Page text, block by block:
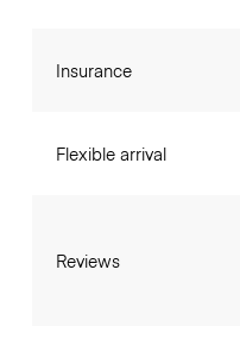
Insurance
Flexible arrival
Reviews